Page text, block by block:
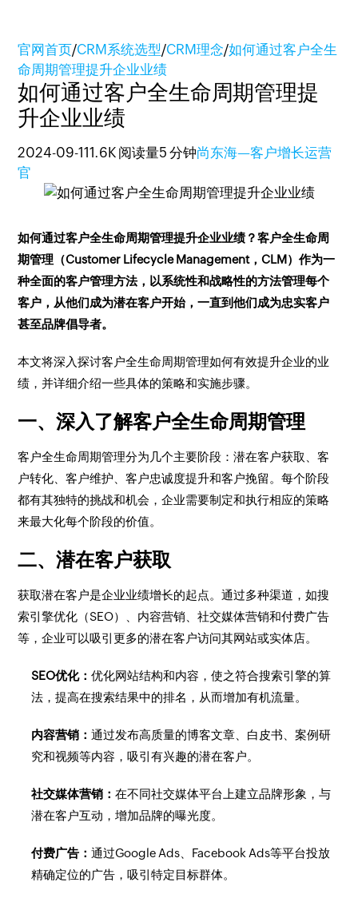
官网首页/CRM系统选型/CRM理念/如何通过客户全生
命周期管理提升企业业绩
如何通过客户全生命周期管理提
升企业业绩
2024-09-111.6K 阅读量5 分钟尚东海—客户增长运营
官
如何通过客户全生命周期管理提升企业业绩？客户全生命周
期管理（Customer Lifecycle Management，CLM）作为一
种全面的客户管理方法，以系统性和战略性的方法管理每个
客户，从他们成为潜在客户开始，一直到他们成为忠实客户
甚至品牌倡导者。
本文将深入探讨客户全生命周期管理如何有效提升企业的业
绩，并详细介绍一些具体的策略和实施步骤。
一、深入了解客户全生命周期管理
客户全生命周期管理分为几个主要阶段：潜在客户获取、客
户转化、客户维护、客户忠诚度提升和客户挽留。每个阶段
都有其独特的挑战和机会，企业需要制定和执行相应的策略
来最大化每个阶段的价值。
二、潜在客户获取
获取潜在客户是企业业绩增长的起点。通过多种渠道，如搜
索引擎优化（SEO）、内容营销、社交媒体营销和付费广告
等，企业可以吸引更多的潜在客户访问其网站或实体店。
SEO优化：优化网站结构和内容，使之符合搜索引擎的算
法，提高在搜索结果中的排名，从而增加有机流量。
内容营销：通过发布高质量的博客文章、白皮书、案例研
究和视频等内容，吸引有兴趣的潜在客户。
社交媒体营销：在不同社交媒体平台上建立品牌形象，与
潜在客户互动，增加品牌的曝光度。
付费广告：通过Google Ads、Facebook Ads等平台投放
精确定位的广告，吸引特定目标群体。